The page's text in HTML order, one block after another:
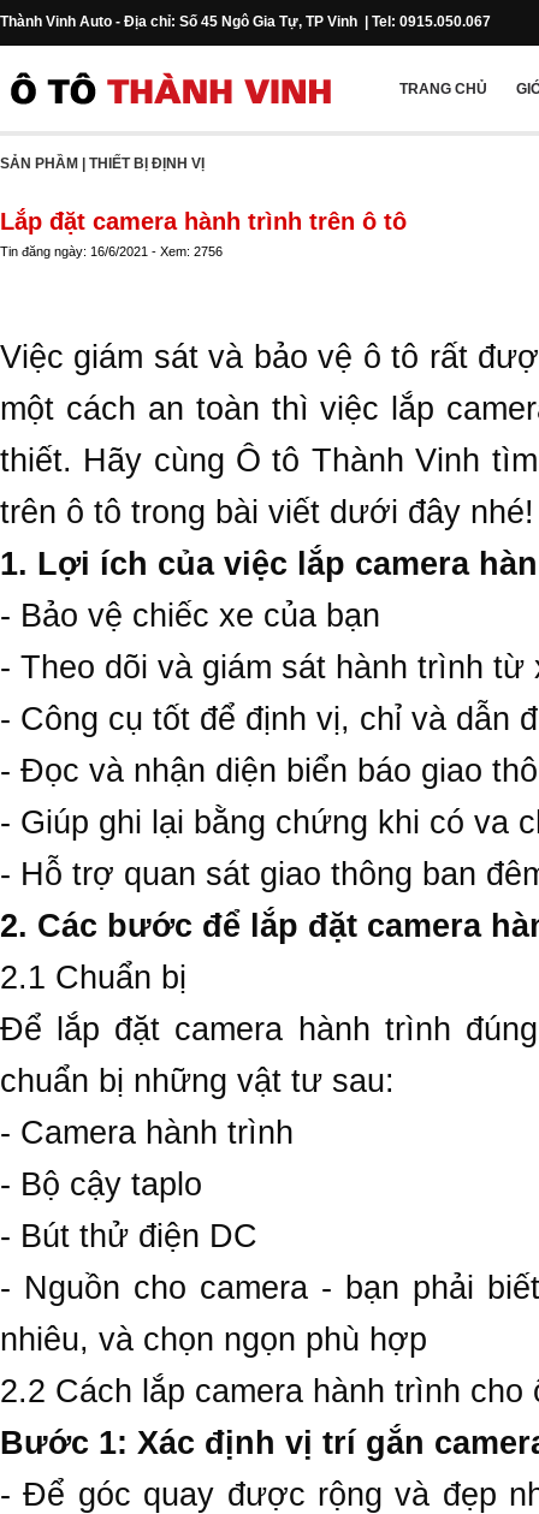
Thành Vinh Auto - Địa chỉ: Số 45 Ngô Gia Tự, TP Vinh | Tel: 0915.050.067
TRANG CHỦ
SẢN PHẦM THIẾT BỊ ĐỊNH VỊ
Lắp đặt camera hành trình trên ô tô
Tin đăng ngày: 16/6/2021 - Xem: 2756
Việc giám sát và bảo vệ ô tô rất
một cách an toàn thì việc lắp
thiết. Hãy cùng Ô tô Thành Vinh
trên ô tô trong bài viết dưới đây nhé!
1. Lợi ích của việc lắp camera
- Bảo vệ chiếc xe của bạn
- Theo dõi và giám sát hành trình từ
- Công cụ tốt để định vị, chỉ và dẫn
- Đọc và nhận diện biển báo giao
- Giúp ghi lại bằng chứng khi có va
- Hỗ trợ quan sát giao thông ban
2. Các bước để lắp đặt camera
2.1 Chuẩn bị
Để lắp đặt camera hành trình
chuẩn bị những vật tư sau:
- Camera hành trình
- Bộ cậy taplo
- Bút thử điện DC
- Nguồn cho camera - bạn phải
nhiêu, và chọn ngọn phù hợp
2.2 Cách lắp camera hành trình cho
Bước 1: Xác định vị trí gắn
- Để góc quay được rộng và đẹp